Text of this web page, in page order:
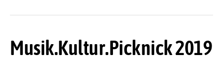
Musik.Kultur.Picknick 2019